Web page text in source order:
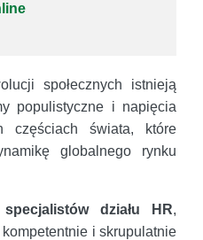
społecznych istnieją
populistyczne i napięcia
częściach świata, które
globalnego rynku
działu HR,
i skrupulatnie